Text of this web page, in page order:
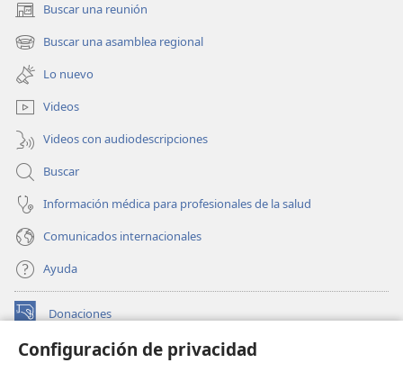
Configuración de privacidad
Buscar una reunión
(abre
una
nueva
ventana)
Buscar una asamblea regional
(abre
una
nueva
ventana)
Lo nuevo
Videos
Videos con audiodescripciones
Buscar
Información médica para profesionales de la salud
Comunicados internacionales
Ayuda
Donaciones
(abre
nueva BIBLIOTECA EN LÍNEA Watchtower™